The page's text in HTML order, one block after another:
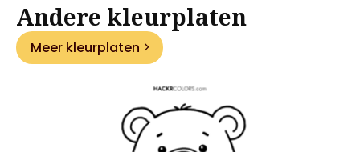
Andere kleurplaten
Meer kleurplaten